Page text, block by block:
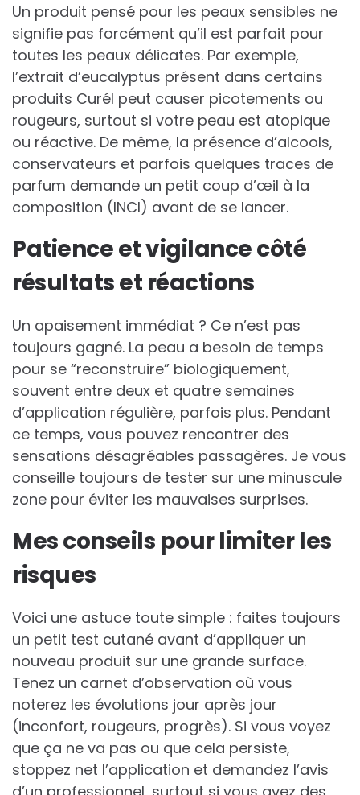
Un produit pensé pour les peaux sensibles ne
signifie pas forcément qu’il est parfait pour
toutes les peaux délicates. Par exemple,
l’extrait d’eucalyptus présent dans certains
produits Curél peut causer picotements ou
rougeurs, surtout si votre peau est atopique
ou réactive. De même, la présence d’alcools,
conservateurs et parfois quelques traces de
parfum demande un petit coup d’œil à la
composition (INCI) avant de se lancer.
Patience et vigilance côté
résultats et réactions
Un apaisement immédiat ? Ce n’est pas
toujours gagné. La peau a besoin de temps
pour se “reconstruire” biologiquement,
souvent entre deux et quatre semaines
d’application régulière, parfois plus. Pendant
ce temps, vous pouvez rencontrer des
sensations désagréables passagères. Je vous
conseille toujours de tester sur une minuscule
zone pour éviter les mauvaises surprises.
Mes conseils pour limiter les
risques
Voici une astuce toute simple : faites toujours
un petit test cutané avant d’appliquer un
nouveau produit sur une grande surface.
Tenez un carnet d’observation où vous
noterez les évolutions jour après jour
(inconfort, rougeurs, progrès). Si vous voyez
que ça ne va pas ou que cela persiste,
stoppez net l’application et demandez l’avis